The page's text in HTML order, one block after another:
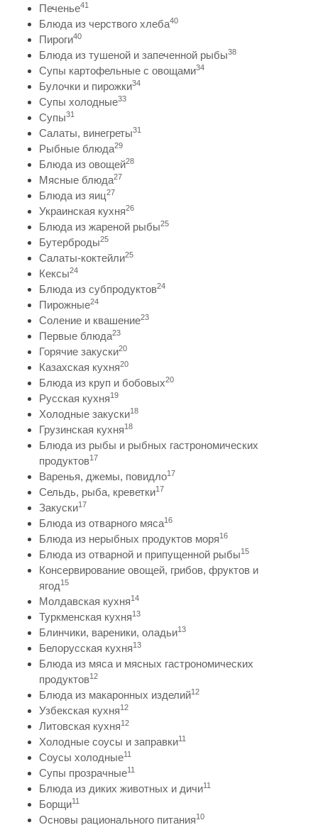
Печенье41
Блюда из черствого хлеба40
Пироги40
Блюда из тушеной и запеченной рыбы38
Супы картофельные с овощами34
Булочки и пирожки34
Супы холодные33
Супы31
Салаты, винегреты31
Рыбные блюда29
Блюда из овощей28
Мясные блюда27
Блюда из яиц27
Украинская кухня26
Блюда из жареной рыбы25
Бутерброды25
Салаты-коктейли25
Кексы24
Блюда из субпродуктов24
Пирожные24
Соление и квашение23
Первые блюда23
Горячие закуски20
Казахская кухня20
Блюда из круп и бобовых20
Русская кухня19
Холодные закуски18
Грузинская кухня18
Блюда из рыбы и рыбных гастрономических
продуктов17
Варенья, джемы, повидло17
Сельдь, рыба, креветки17
Закуски17
Блюда из отварного мяса16
Блюда из нерыбных продуктов моря16
Блюда из отварной и припущенной рыбы15
Консервирование овощей, грибов, фруктов и
ягод15
Молдавская кухня14
Туркменская кухня13
Блинчики, вареники, оладьи13
Белорусская кухня13
Блюда из мяса и мясных гастрономических
продуктов12
Блюда из макаронных изделий12
Узбекская кухня12
Литовская кухня12
Холодные соусы и заправки11
Соусы холодные11
Супы прозрачные11
Блюда из диких животных и дичи11
Борщи11
Основы рационального питания10